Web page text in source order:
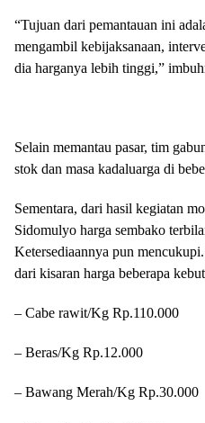
“Tujuan dari pemantauan ini
mengambil kebijaksanaan,
dia harganya lebih tinggi,”
Selain memantau pasar, tim
stok dan masa kadaluarga di
Sementara, dari hasil kegiatan
Sidomulyo harga sembako
Ketersediaannya pun
dari kisaran harga beberapa
– Cabe rawit/Kg Rp.110.000
– Beras/Kg Rp.12.000
– Bawang Merah/Kg Rp.30.000